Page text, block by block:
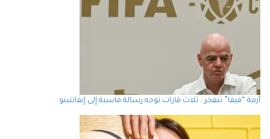
أزمة “فيفا” تتفجر… ثلاث قارات توجه رسالة قاسية إلى إنفانتينو